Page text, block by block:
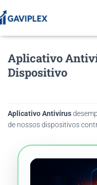
Aplicativo
Dispositivo
Aplicativo Antivírus
de nossos dispositivos